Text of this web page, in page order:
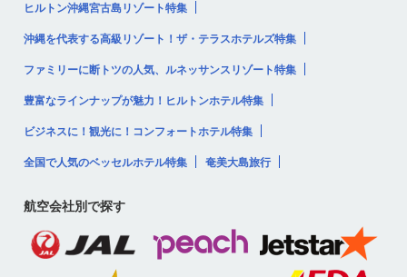
ヒルトン沖縄宮古島リゾート特集
沖縄を代表する高級リゾート！ザ・テラスホテルズ特集
ファミリーに断トツの人気、ルネッサンスリゾート特集
豊富なラインナップが魅力！ヒルトンホテル特集
ビジネスに！観光に！コンフォートホテル特集
全国で人気のベッセルホテル特集 奄美大島旅行
航空会社別で探す